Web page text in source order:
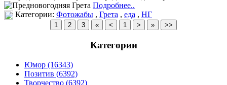
Подробнее..
Категории: Фотожабы , Грета , еда , НГ
Категории
Юмор (16343)
Позитив (6392)
Творчество (6392)